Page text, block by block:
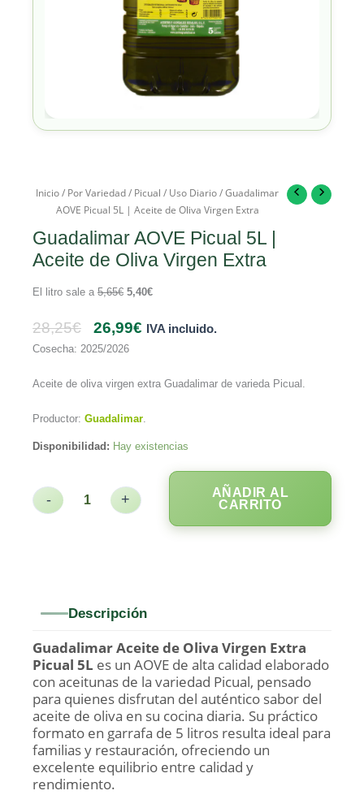
Inicio/ Por Variedad/ Picual / Uso Diario/ Guadalimar
AOVE Picual 5L | Aceite de Oliva Virgen Extra
Guadalimar AOVE Picual 5L |
Aceite de Oliva Virgen Extra
El litro sale a 5,65€ 5,40€
28,25€ 26,99€ IVA incluido.
Cosecha: 2025/2026
Aceite de oliva virgen extra Guadalimar de varieda Picual.
Productor: Guadalimar.
Disponibilidad: Hay existencias
- +
AÑADIR AL
CARRITO
Descripción
Guadalimar Aceite de Oliva Virgen Extra
Picual 5L es un AOVE de alta calidad elaborado
con aceitunas de la variedad Picual, pensado
para quienes disfrutan del auténtico sabor del
aceite de oliva en su cocina diaria. Su práctico
formato en garrafa de 5 litros resulta ideal para
familias y restauración, ofreciendo un
excelente equilibrio entre calidad y
rendimiento.